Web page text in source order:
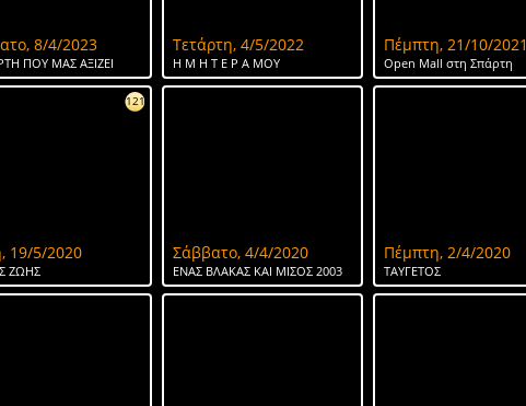
8/4/2023
ΠΟΥ ΜΑΣ ΑΞΙΖΕΙ
Τετάρτη, 4/5/2022
Η Μ Η Τ Ε Ρ Α ΜΟΥ
Πέμπτη, 21/10/2021
Open Mall στη Σπάρτη
121
19/5/2020
ΖΩΗΣ
Σάββατο, 4/4/2020
ΕΝΑΣ ΒΛΑΚΑΣ ΚΑΙ ΜΙΣΟΣ 2003
Πέμπτη, 2/4/2020
ΤΑΥΓΕΤΟΣ